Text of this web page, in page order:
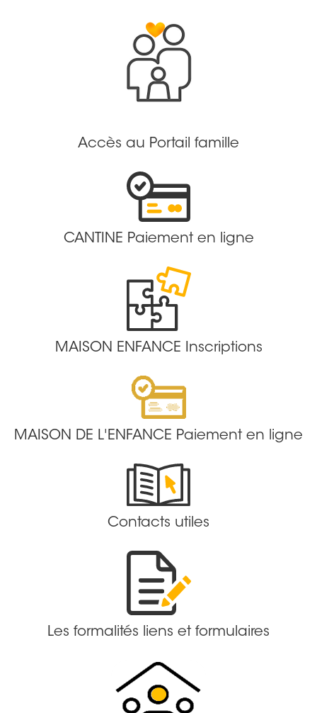
Accès au Portail famille
CANTINE Paiement en ligne
MAISON ENFANCE Inscriptions
MAISON DE L'ENFANCE Paiement en ligne
Contacts utiles
Les formalités liens et formulaires